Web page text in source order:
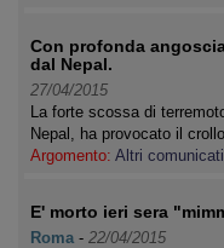
Con profonda
dal Nepal.
27/04/2015
La forte scossa di
Nepal, ha provocato il
Argomento: Altri comunicati
E' morto ieri sera
Roma - 22/04/2015